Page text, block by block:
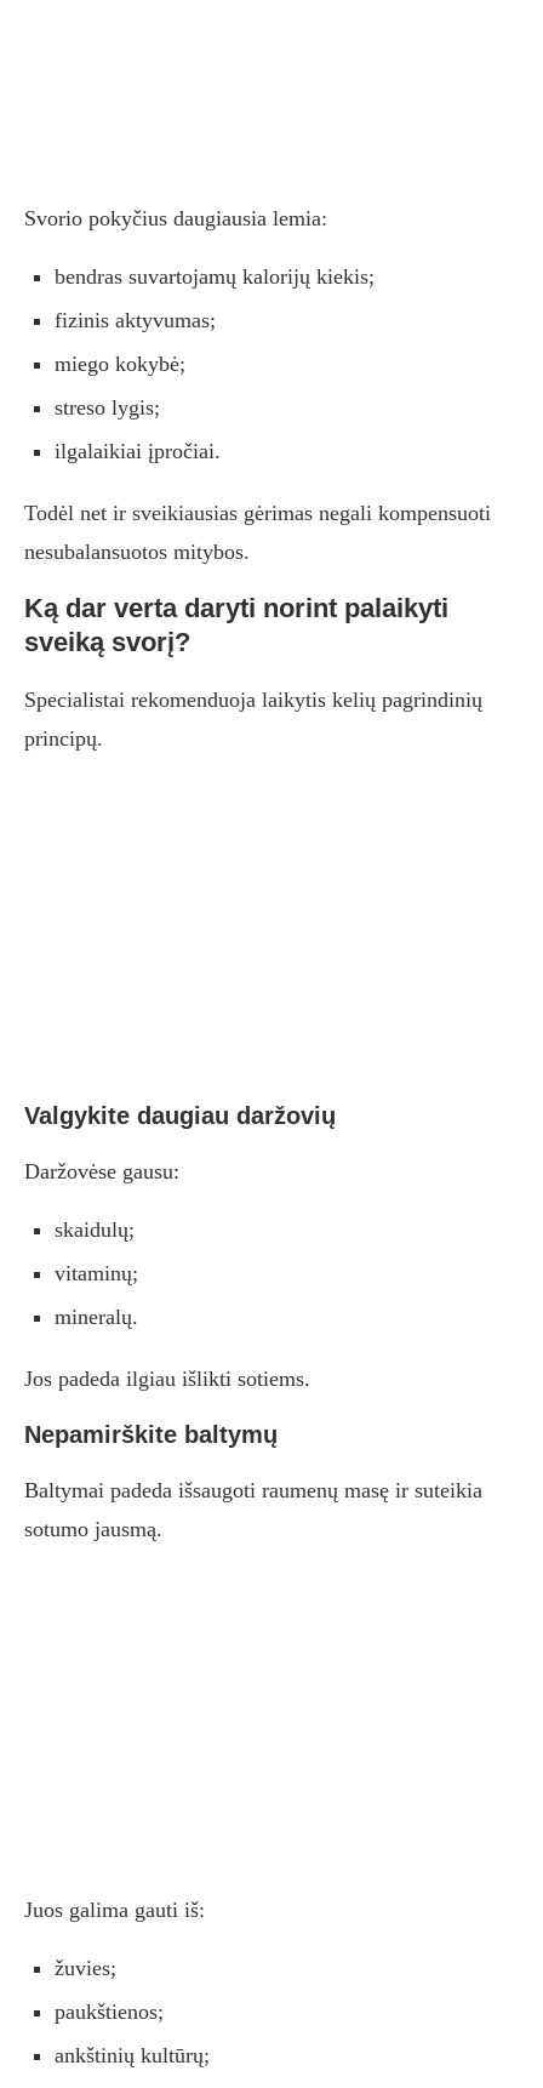
Svorio pokyčius daugiausia lemia:
bendras suvartojamų kalorijų kiekis;
fizinis aktyvumas;
miego kokybė;
streso lygis;
ilgalaikiai įpročiai.
Todėl net ir sveikiausias gėrimas negali kompensuoti
nesubalansuotos mitybos.
Ką dar verta daryti norint palaikyti
sveiką svorį?
Specialistai rekomenduoja laikytis kelių pagrindinių
principų.
Valgykite daugiau daržovių
Daržovėse gausu:
skaidulų;
vitaminų;
mineralų.
Jos padeda ilgiau išlikti sotiems.
Nepamirškite baltymų
Baltymai padeda išsaugoti raumenų masę ir suteikia
sotumo jausmą.
Juos galima gauti iš:
žuvies;
paukštienos;
ankštinių kultūrų;